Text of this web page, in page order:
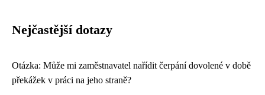
Nejčastější dotazy
Otázka: Může mi zaměstnavatel nařídit čerpání dovolené v době
překážek v práci na jeho straně?